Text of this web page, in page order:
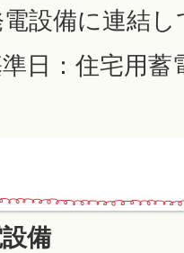
電設備に連結
日：住宅用蓄
備